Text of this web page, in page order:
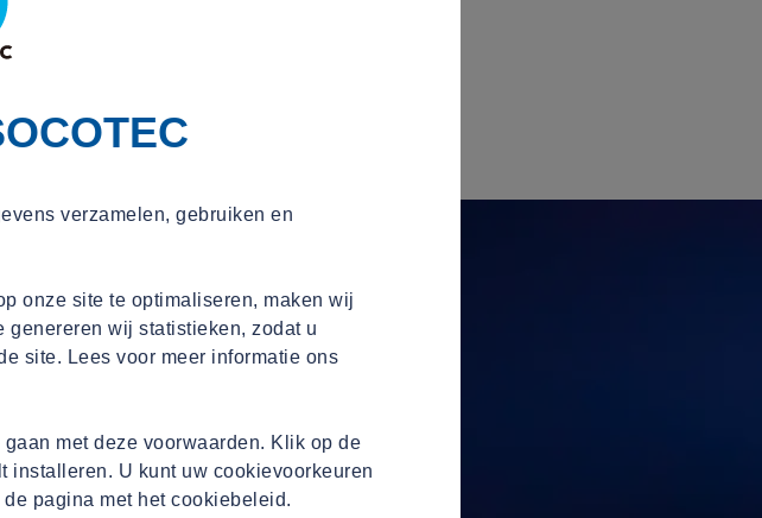
verzamelen, gebruiken en
onze site te optimaliseren, maken wij
wij statistieken, zodat u
site. Lees voor meer informatie ons
gaan met deze voorwaarden. Klik op de
installeren. U kunt uw cookievoorkeuren
pagina met het cookiebeleid.